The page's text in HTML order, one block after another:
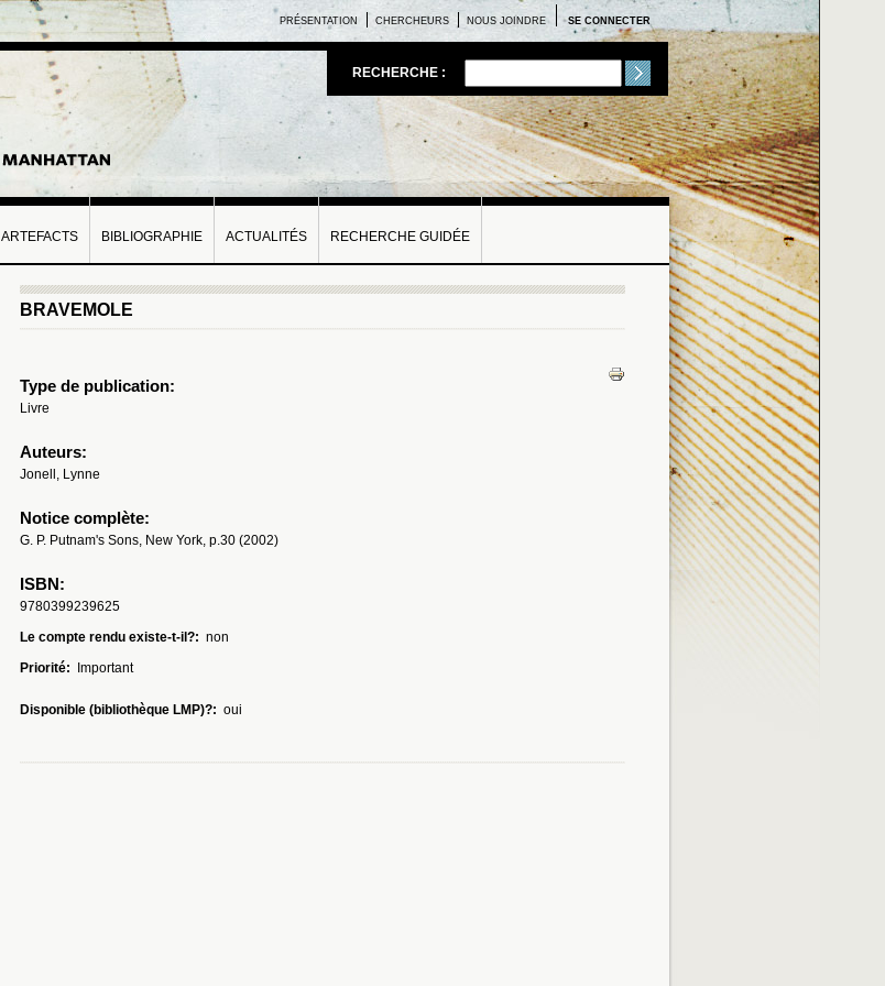
SE CONNECTER
PRÉSENTATION CHERCHEURS NOUS JOINDRE
RECHERCHE :
ARTEFACTS BIBLIOGRAPHIE ACTUALITÉS RECHERCHE GUIDÉE
BRAVEMOLE
Type de publication:
Livre
Auteurs:
Jonell, Lynne
Notice complète:
G. P. Putnam's Sons, New York, p.30 (2002)
ISBN:
9780399239625
Le compte rendu existe-t-il?: non
Priorité:
Important
Disponible (bibliothèque LMP)?: oui